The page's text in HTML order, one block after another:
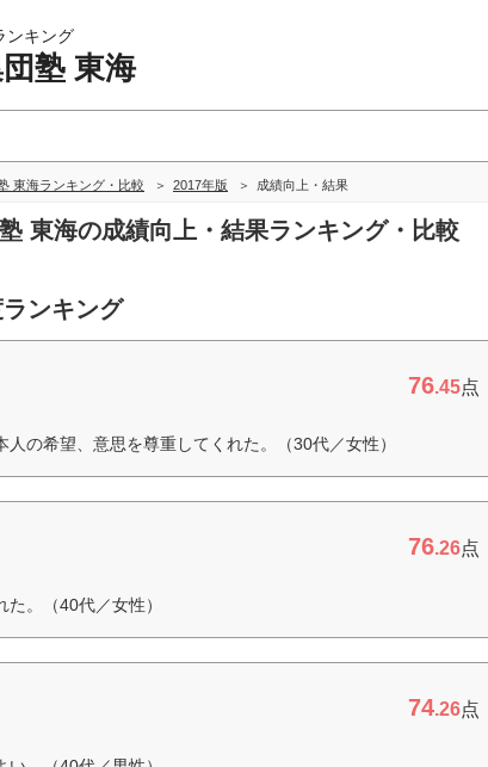
ンキング
塾 東海
東海ランキング・比較 2017年版 成績向上・結果
東海の成績向上・結果ランキング・比較
ンキング
76.45点
の希望、意思を尊重してくれた。（30代／女性）
76.26点
。（40代／女性）
74.26点